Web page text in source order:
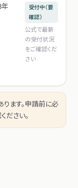
受付中（要
確認）
公式で最新
の受付状況
をご確認くだ
さい
ます。申請前に必
ださい。